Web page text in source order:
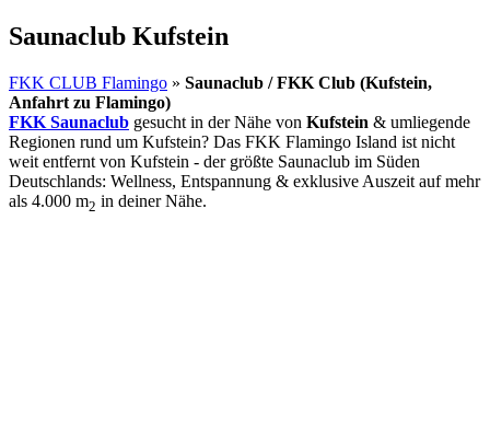
Saunaclub Kufstein
FKK CLUB Flamingo » Saunaclub / FKK Club (Kufstein,
Anfahrt zu Flamingo)
FKK Saunaclub gesucht in der Nähe von Kufstein & umliegende
Regionen rund um Kufstein? Das FKK Flamingo Island ist nicht
weit entfernt von Kufstein - der größte Saunaclub im Süden
Deutschlands: Wellness, Entspannung & exklusive Auszeit auf mehr
als 4.000 m2 in deiner Nähe.